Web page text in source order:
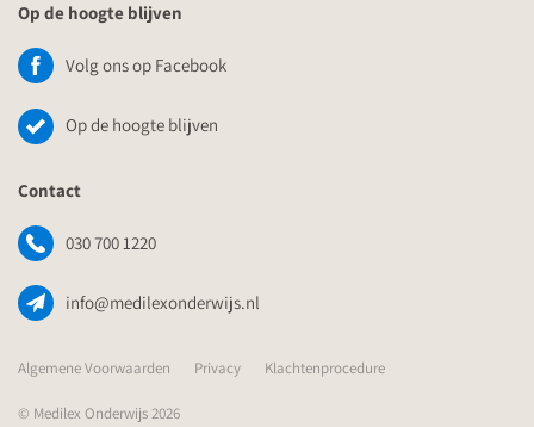
Op de hoogte blijven
Volg ons op Facebook
Op de hoogte blijven
Contact
030 700 1220
info@medilexonderwijs.nl
Algemene Voorwaarden Privacy Klachtenprocedure
© Medilex Onderwijs 2026